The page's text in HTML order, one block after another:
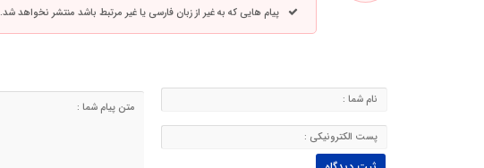
پیام هایی که به غیر از زبان فارسی یا غیر مرتبط باشد منتشر نخواهد شد.